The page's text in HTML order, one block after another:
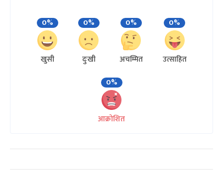
0%
खुसी
0%
दुःखी
0%
अचम्मित
0%
उत्साहित
0%
आक्रोशित